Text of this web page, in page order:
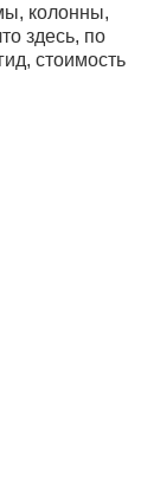
колонны,
здесь, по
стоимость